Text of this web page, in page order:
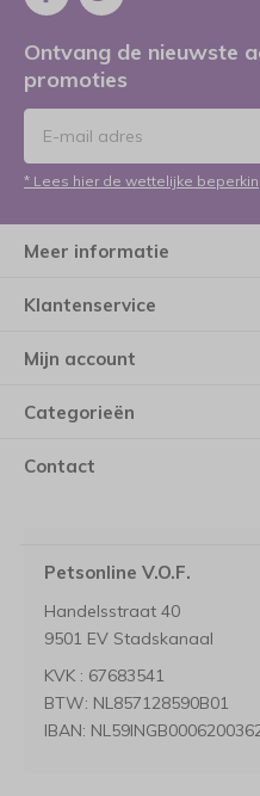
Ontvang de nieuwste
promoties
* Lees hier de wettelijke
Meer informatie
Klantenservice
Mijn account
Categorieën
Contact
Petsonline V.O.F.
Handelsstraat 40
9501 EV Stadskanaal
KVK : 67683541
BTW: NL857128590B01
IBAN: